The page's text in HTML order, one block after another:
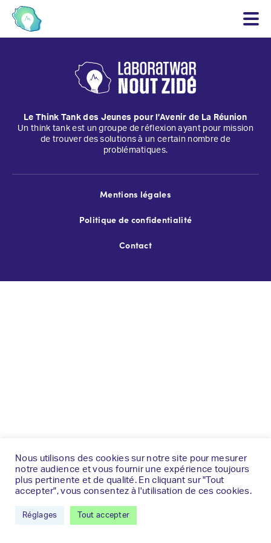
Le Think Tank des Jeunes pour l’Avenir de La Réunion
Un think tank est un groupe de réflexion ayant pour mission
de trouver des solutions à un certain nombre de
problématiques.
Mentions légales
Politique de confidentialité
Contact
Nous utilisons des cookies sur notre site pour mesurer
notre audience et vous fournir une expérience toujours
plus pertinente et de qualité. En cliquant sur "Tout
accepter", vous consentez à l'utilisation de ces cookies.
Réglages Tout accepter